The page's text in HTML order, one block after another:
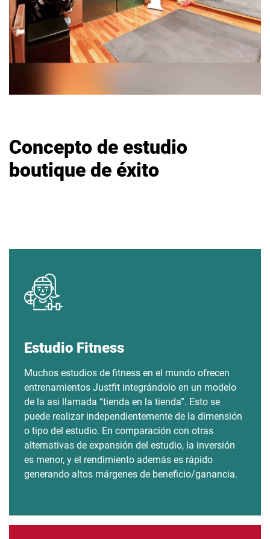
Concepto de estudio
boutique de éxito
Estudio Fitness
Muchos estudios de fitness en el mundo ofrecen
entrenamientos Justfit integrándolo en un modelo
de la asi llamada “tienda en la tienda”. Esto se
puede realizar independientemente de la dimensión
o tipo del estudio. En comparación con otras
alternativas de expansión del estudio, la inversión
es menor, y el rendimiento además es rápido
generando altos márgenes de beneficio/ganancia.